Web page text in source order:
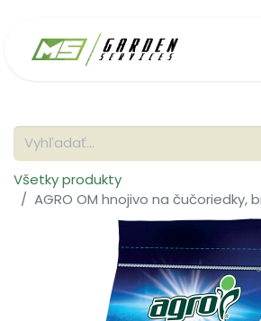
Všetky produkty
AGRO OM hnojivo na čučoriedky,